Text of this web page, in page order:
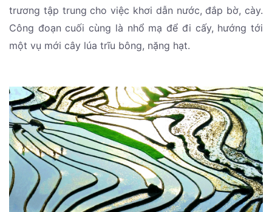
trương tập trung cho việc khơi dẫn nước, đắp bờ, cày.
Công đoạn cuối cùng là nhổ mạ để đi cấy, hướng tới
một vụ mới cây lúa trĩu bông, nặng hạt.